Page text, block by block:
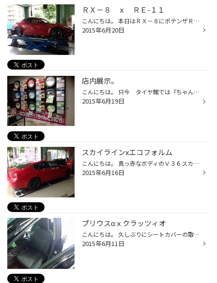
ＲＸ－８ ｘ ＲＥ-１１
こんにちは。 本日はＲＸ－８にポテンザＲＥ-１１を装着しました。 当店をずーっとご利用頂いてる常連様で いつみてもボディはピカピカ(^^♪ まるで新車のような極上車デス！ タイヤはオーナー様がこだわり続けているポテンザＲＥ１１。 タイヤの真価を発揮できるようにアライメントで 『ビシッ！！...
2015年6月20日
店内展示。
こんにちは。 只今 タイヤ館では『ちゃんと買い』を訴求しております。 お客様のお車やニーズに合ったタイヤ選びのお手伝いです。 その為の見やすく分かり易い展示をしてみました！
2015年6月19日
スカイラインxエコフォルム
こんにちは。 真っ赤なボディのＶ３６スカイラインに マットブラックなエコフォルムＣＲＳ１３１（≧∇≦） 足元変えただけで グッと引き締まり 走りの雰囲気UP⤴︎ ですが、通勤快適車を目指しているので 装着タイヤはレグノＧＲ－ＸＩ(^^) もちろん、ＴＰＭＳ（空気圧センサー）も装着！ 仕上げはアラ...
2015年6月16日
プリウスαｘクラッツィオ
こんにちは。 久しぶりにシートカバーの取付です。 クラッツィオはいろんな生地、カラーが選べるので 自分だけのオリジナルに仕上げることができるのです！ 受注生産なので納期は二か月かかりますが 自分オリジナルなので^^; 取付も最近の物らしく良く考えられていて 一昔前よりずいぶんと簡単にな...
2015年6月11日